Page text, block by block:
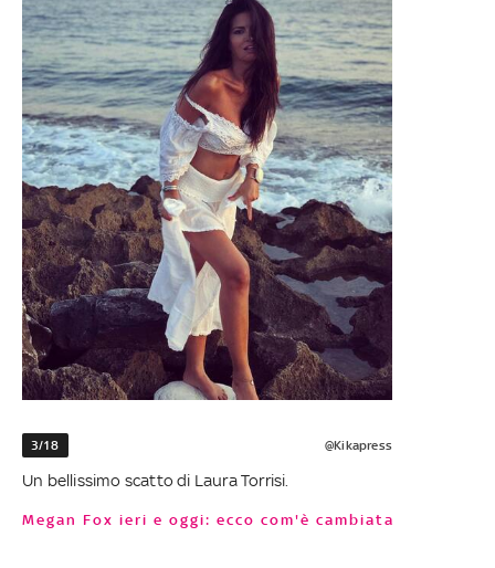
3/18 @Kikapress
Un bellissimo scatto di Laura Torrisi.
Megan Fox ieri e oggi: ecco com'è cambiata